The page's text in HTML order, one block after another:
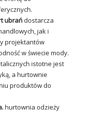
ubrańdostarcza
jak i
projektantów
w świecie mody.
istotne jest
a hurtownie
produktów do
hurtownia odzieży